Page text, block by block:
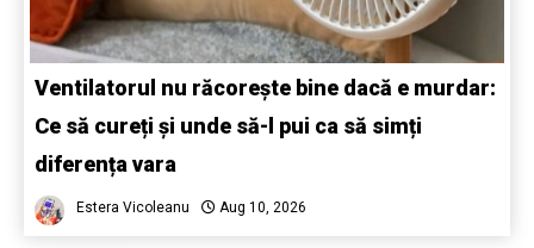
Ventilatorul nu răcorește bine dacă e murdar:
Ce să cureți și unde să-l pui ca să simți
diferența vara
Estera Vicoleanu Aug 10, 2026